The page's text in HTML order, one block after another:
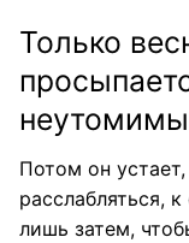
Только
Потом он
расслабляться,
лишь затем,